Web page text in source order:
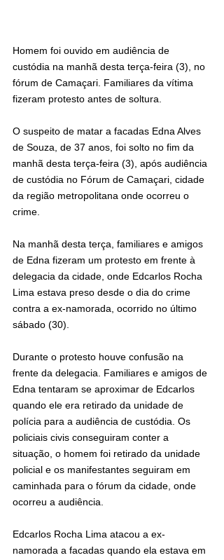
Homem foi ouvido em audiência de
custódia na manhã desta terça-feira (3), no
fórum de Camaçari. Familiares da vítima
fizeram protesto antes de soltura.
O suspeito de matar a facadas Edna Alves
de Souza, de 37 anos, foi solto no fim da
manhã desta terça-feira (3), após audiência
de custódia no Fórum de Camaçari, cidade
da região metropolitana onde ocorreu o
crime.
Na manhã desta terça, familiares e amigos
de Edna fizeram um protesto em frente à
delegacia da cidade, onde Edcarlos Rocha
Lima estava preso desde o dia do crime
contra a ex-namorada, ocorrido no último
sábado (30).
Durante o protesto houve confusão na
frente da delegacia. Familiares e amigos de
Edna tentaram se aproximar de Edcarlos
quando ele era retirado da unidade de
polícia para a audiência de custódia. Os
policiais civis conseguiram conter a
situação, o homem foi retirado da unidade
policial e os manifestantes seguiram em
caminhada para o fórum da cidade, onde
ocorreu a audiência.
Edcarlos Rocha Lima atacou a ex-
namorada a facadas quando ela estava em